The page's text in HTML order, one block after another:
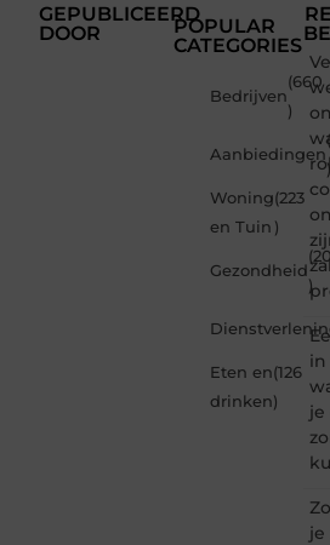
GEPUBLICEERD
DOOR
POPULAR
CATEGORIES
Bedrijven
(660
)
Aanbiedingen
Woning
en Tuin
(223
)
Gezondheid
)
Eten en
drinken
(126
)
in
je
je